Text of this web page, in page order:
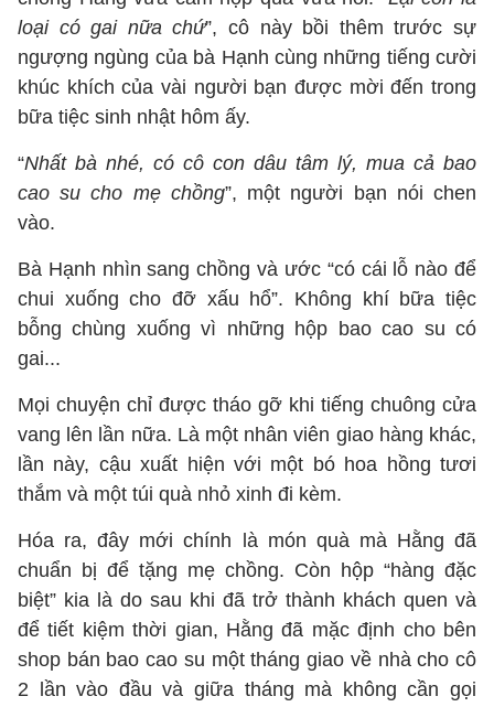
loại có gai nữa chứ”, cô này bồi thêm trước sự
ngượng ngùng của bà Hạnh cùng những tiếng cười
khúc khích của vài người bạn được mời đến trong
bữa tiệc sinh nhật hôm ấy.
“Nhất bà nhé, có cô con dâu tâm lý, mua cả bao
cao su cho mẹ chồng”, một người bạn nói chen
vào.
Bà Hạnh nhìn sang chồng và ước “có cái lỗ nào để
chui xuống cho đỡ xấu hổ”. Không khí bữa tiệc
bỗng chùng xuống vì những hộp bao cao su có
gai...
Mọi chuyện chỉ được tháo gỡ khi tiếng chuông cửa
vang lên lần nữa. Là một nhân viên giao hàng khác,
lần này, cậu xuất hiện với một bó hoa hồng tươi
thắm và một túi quà nhỏ xinh đi kèm.
Hóa ra, đây mới chính là món quà mà Hằng đã
chuẩn bị để tặng mẹ chồng. Còn hộp “hàng đặc
biệt” kia là do sau khi đã trở thành khách quen và
để tiết kiệm thời gian, Hằng đã mặc định cho bên
shop bán bao cao su một tháng giao về nhà cho cô
2 lần vào đầu và giữa tháng mà không cần gọi